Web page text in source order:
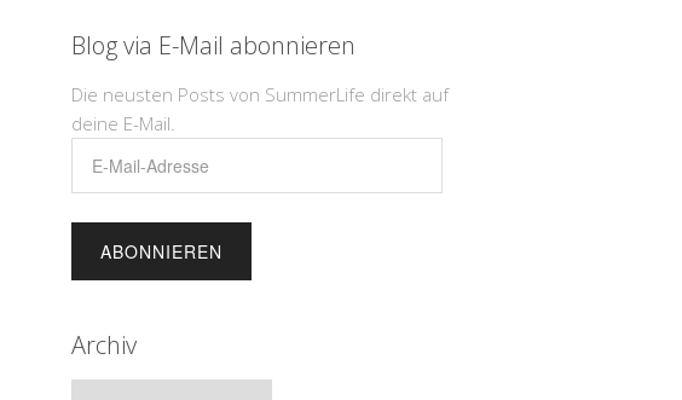
Blog via E-Mail abonnieren
Die neusten Posts von SummerLife direkt auf
deine E-Mail.
Archiv